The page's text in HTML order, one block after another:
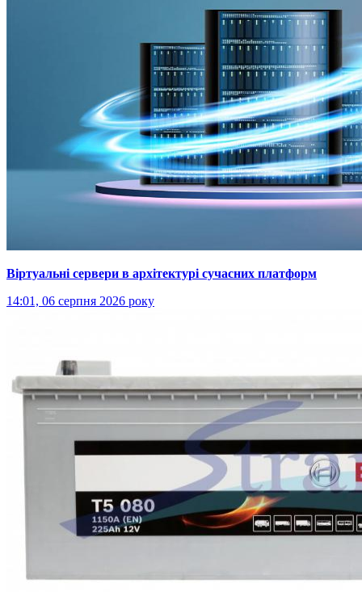
Віртуальні сервери в архітектурі сучасних платформ
14:01, 06 серпня 2026 року